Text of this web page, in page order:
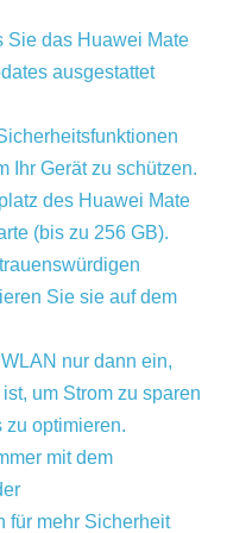
Sie das Huawei Mate
ausgestattet
Ihr Gerät zu schützen.
des Huawei Mate
(bis zu 256 GB).
Sie sie auf dem
nur dann ein,
um Strom zu sparen
zu optimieren.
mit dem
für mehr Sicherheit